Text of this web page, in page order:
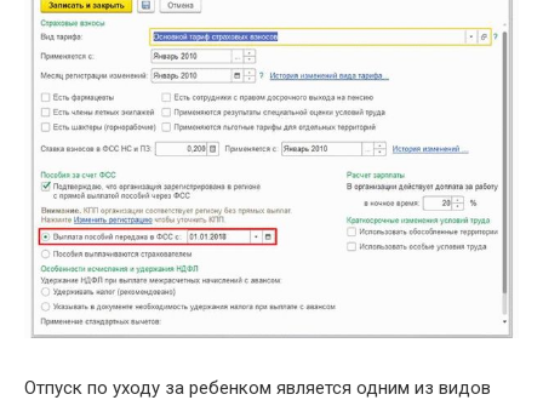
Отпуск по уходу за ребенком является одним из видов